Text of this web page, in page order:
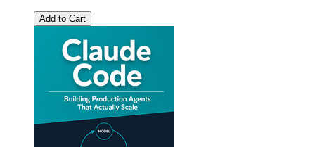
Add to Cart